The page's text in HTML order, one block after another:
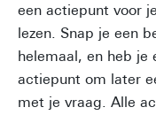
een actiepunt voor
lezen. Snap je een
helemaal, en heb je
actiepunt om later
met je vraag. Alle